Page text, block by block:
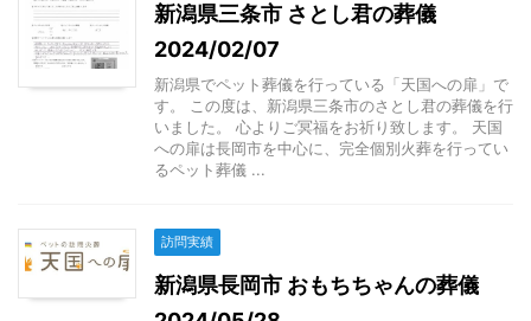
新潟県三条市 さとし君の葬儀
2024/02/07
新潟県でペット葬儀を行っている「天国への扉」で
す。 この度は、新潟県三条市のさとし君の葬儀を行
いました。 心よりご冥福をお祈り致します。 天国
への扉は長岡市を中心に、完全個別火葬を行ってい
るペット葬儀 ...
訪問実績
新潟県長岡市 おもちちゃんの葬儀